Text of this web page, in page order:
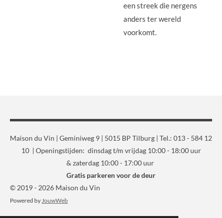
een streek die nergens
anders ter wereld
voorkomt.
Maison du Vin | Geminiweg 9 | 5015 BP Tilburg | Tel.: 013 - 584 12
10 | Openingstijden: dinsdag t/m vrijdag 10:00 - 18:00 uur
& zaterdag 10:00 - 17:00 uur
Gratis parkeren voor de deur
© 2019 - 2026 Maison du Vin
Powered by JouwWeb